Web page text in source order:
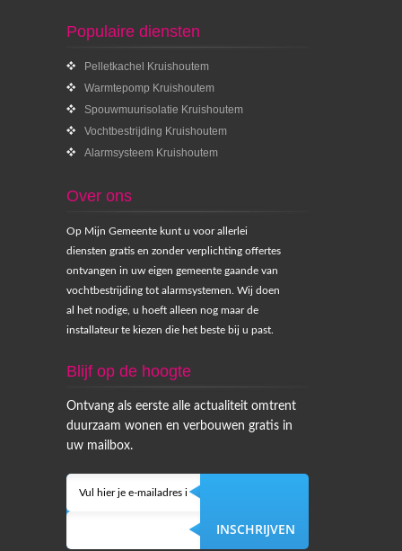
Populaire diensten
Pelletkachel Kruishoutem
Warmtepomp Kruishoutem
Spouwmuurisolatie Kruishoutem
Vochtbestrijding Kruishoutem
Alarmsysteem Kruishoutem
Over ons
Op Mijn Gemeente kunt u voor allerlei
diensten gratis en zonder verplichting offertes
ontvangen in uw eigen gemeente gaande van
vochtbestrijding tot alarmsystemen. Wij doen
al het nodige, u hoeft alleen nog maar de
installateur te kiezen die het beste bij u past.
Blijf op de hoogte
Ontvang als eerste alle actualiteit omtrent
duurzaam wonen en verbouwen gratis in
uw mailbox.